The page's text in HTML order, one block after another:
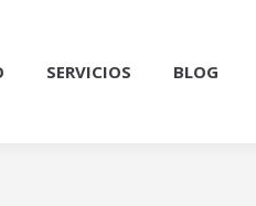
SERVICIOS BLOG